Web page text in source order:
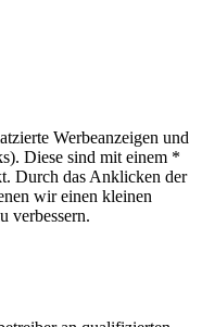
Werbeanzeigen und
Diese sind mit einem *
Durch das Anklicken der
wir einen kleinen
verbessern.